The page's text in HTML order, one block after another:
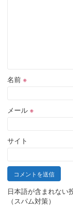
名前 ※
メール ※
サイト
日本語が含まれない
（スパム対策）